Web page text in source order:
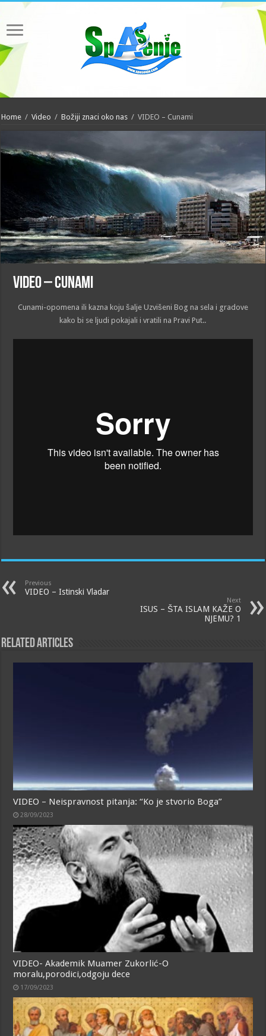
Home / Video / Božiji znaci oko nas / VIDEO – Cunami
VIDEO – Cunami
Cunami-opomena ili kazna koju šalje Uzvišeni Bog na sela i gradove
kako bi se ljudi pokajali i vratili na Pravi Put..
Previous
VIDEO – Istinski Vladar
Next
ISUS – ŠTA ISLAM KAŽE O
NJEMU? 1
Related Articles
VIDEO – Neispravnost pitanja: “Ko je stvorio Boga”
28/09/2023
VIDEO- Akademik Muamer Zukorlić-O
moralu,porodici,odgoju dece
17/09/2023